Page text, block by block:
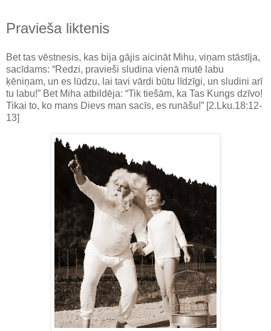
Pravieša liktenis
Bet tas vēstnesis, kas bija gājis aicināt Mihu, viņam stāstīja,
sacīdams: “Redzi, pravieši sludina vienā mutē labu
ķēniņam, un es lūdzu, lai tavi vārdi būtu līdzīgi, un sludini arī
tu labu!” Bet Miha atbildēja: “Tik tiešām, ka Tas Kungs dzīvo!
Tikai to, ko mans Dievs man sacīs, es runāšu!” [2.Lku.18:12-
13]